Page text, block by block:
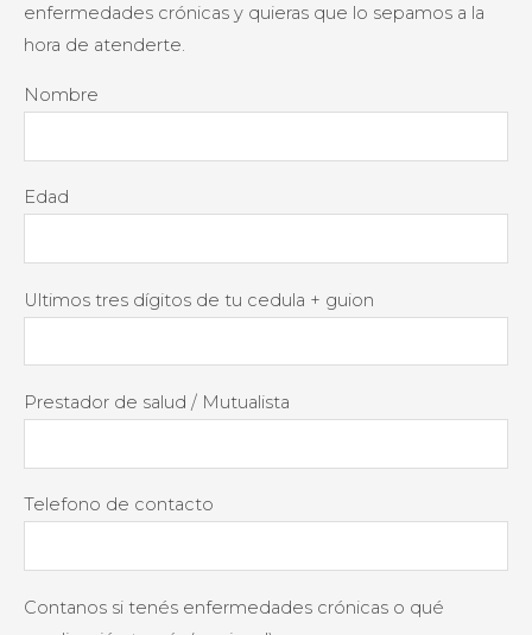
enfermedades crónicas y quieras que lo sepamos a la
hora de atenderte.
Nombre
Edad
Ultimos tres dígitos de tu cedula + guion
Prestador de salud / Mutualista
Telefono de contacto
Contanos si tenés enfermedades crónicas o qué